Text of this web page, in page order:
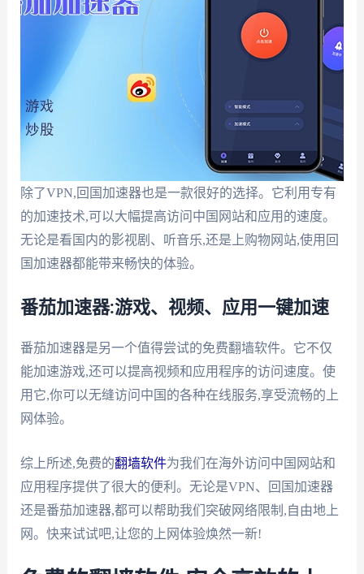
除了VPN,回国加速器也是一款很好的选择。它利用专有
的加速技术,可以大幅提高访问中国网站和应用的速度。
无论是看国内的影视剧、听音乐,还是上购物网站,使用回
国加速器都能带来畅快的体验。
番茄加速器:游戏、视频、应用一键加速
番茄加速器是另一个值得尝试的免费翻墙软件。它不仅
能加速游戏,还可以提高视频和应用程序的访问速度。使
用它,你可以无缝访问中国的各种在线服务,享受流畅的上
网体验。
综上所述,免费的翻墙软件为我们在海外访问中国网站和
应用程序提供了很大的便利。无论是VPN、回国加速器
还是番茄加速器,都可以帮助我们突破网络限制,自由地上
网。快来试试吧,让您的上网体验焕然一新!